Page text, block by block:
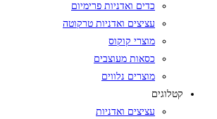
כדים ואדניות פרימיום
עציצים ואדניות טרקוטה
מוצרי קוקוס
כסאות מעוצבים
מוצרים נלווים
קטלוגים
עציצים ואדניות